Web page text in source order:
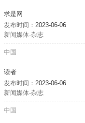
求是网
发布时间： 2023-06-06
新闻媒体-杂志
中国
读者
发布时间： 2023-06-06
新闻媒体-杂志
中国